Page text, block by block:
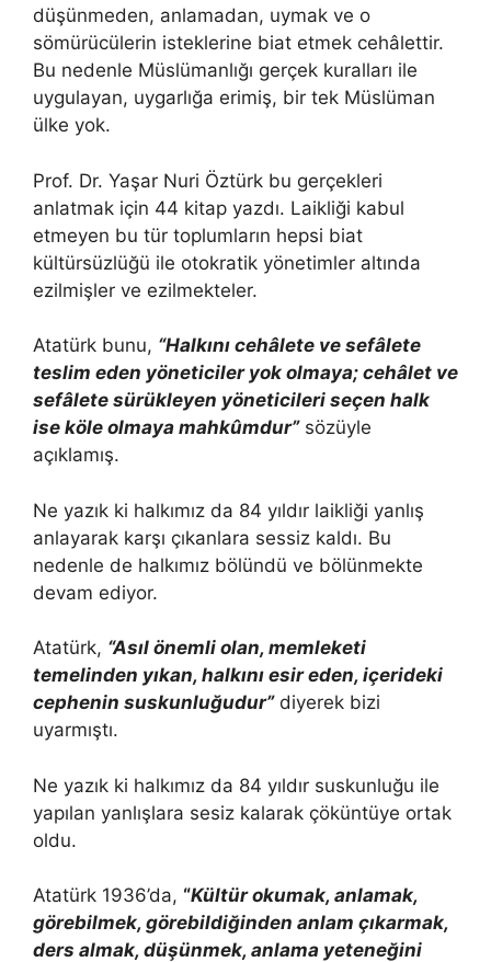
düşünmeden, anlamadan, uymak ve o
sömürücülerin isteklerine biat etmek cehâlettir.
Bu nedenle Müslümanlığı gerçek kuralları ile
uygulayan, uygarlığa erimiş, bir tek Müslüman
ülke yok.
Prof. Dr. Yaşar Nuri Öztürk bu gerçekleri
anlatmak için 44 kitap yazdı. Laikliği kabul
etmeyen bu tür toplumların hepsi biat
kültürsüzlüğü ile otokratik yönetimler altında
ezilmişler ve ezilmekteler.
Atatürk bunu, “Halkını cehâlete ve sefâlete
teslim eden yöneticiler yok olmaya; cehâlet ve
sefâlete sürükleyen yöneticileri seçen halk
ise köle olmaya mahkûmdur”sözüyle
açıklamış.
Ne yazık ki halkımız da 84 yıldır laikliği yanlış
anlayarak karşı çıkanlara sessiz kaldı. Bu
nedenle de halkımız bölündü ve bölünmekte
devam ediyor.
Atatürk, “Asıl önemli olan, memleketi
temelinden yıkan, halkını esir eden, içerideki
cephenin suskunluğudur”diyerek bizi
uyarmıştı.
Ne yazık ki halkımız da 84 yıldır suskunluğu ile
yapılan yanlışlara sesiz kalarak çöküntüye ortak
oldu.
Atatürk 1936’da, “Kültür okumak, anlamak,
görebilmek, görebildiğinden anlam çıkarmak,
ders almak, düşünmek, anlama yeteneğini